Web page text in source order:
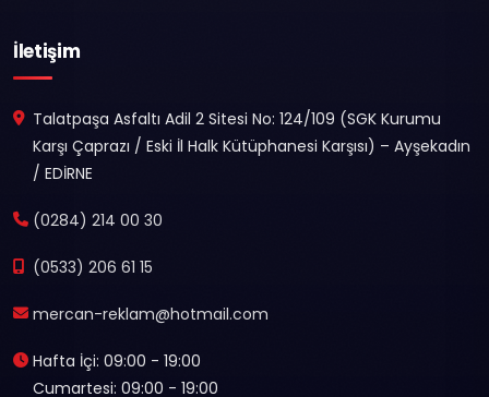
İletişim
Talatpaşa Asfaltı Adil 2 Sitesi No: 124/109 (SGK Kurumu
Karşı Çaprazı / Eski İl Halk Kütüphanesi Karşısı) – Ayşekadın
/ EDİRNE
(0284) 214 00 30
(0533) 206 61 15
mercan-reklam@hotmail.com
Hafta İçi: 09:00 - 19:00
Cumartesi: 09:00 - 19:00